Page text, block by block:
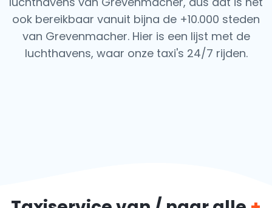
ook bereikbaar vanuit bijna de +10.000 steden
van Grevenmacher. Hier is een lijst met de
luchthavens, waar onze taxi's 24/7 rijden.